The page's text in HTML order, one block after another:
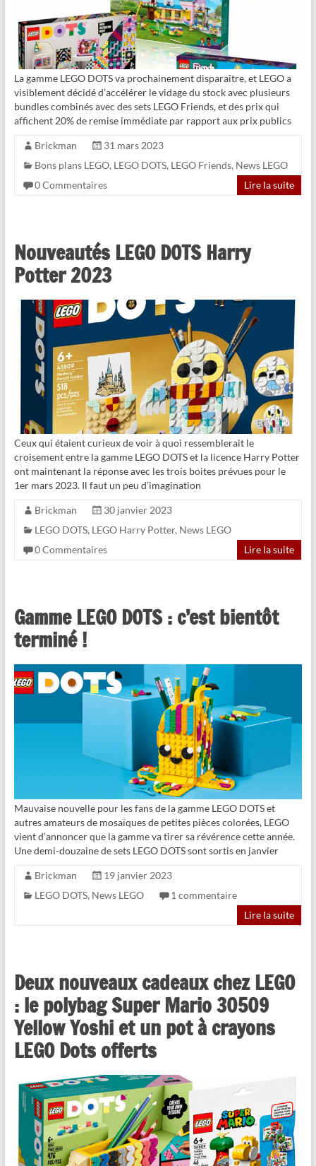
La gamme LEGO DOTS va prochainement disparaître, et LEGO a
visiblement décidé d’accélérer le vidage du stock avec plusieurs
bundles combinés avec des sets LEGO Friends, et des prix qui
affichent 20% de remise immédiate par rapport aux prix publics
Brickman
31 mars 2023
Bons plans LEGO, LEGO DOTS, LEGO Friends, News LEGO
0 Commentaires
Lire la suite
Nouveautés LEGO DOTS Harry
Potter 2023
Ceux qui étaient curieux de voir à quoi ressemblerait le
croisement entre la gamme LEGO DOTS et la licence Harry Potter
ont maintenant la réponse avec les trois boites prévues pour le
1er mars 2023. Il faut un peu d’imagination
Brickman
30 janvier 2023
LEGO DOTS, LEGO Harry Potter, News LEGO
0 Commentaires
Lire la suite
Gamme LEGO DOTS : c’est bientôt
terminé !
Mauvaise nouvelle pour les fans de la gamme LEGO DOTS et
autres amateurs de mosaïques de petites pièces colorées, LEGO
vient d’annoncer que la gamme va tirer sa révérence cette année.
Une demi-douzaine de sets LEGO DOTS sont sortis en janvier
Brickman
19 janvier 2023
LEGO DOTS, News LEGO
1 commentaire
Lire la suite
Deux nouveaux cadeaux chez LEGO
: le polybag Super Mario 30509
Yellow Yoshi et un pot à crayons
LEGO Dots offerts